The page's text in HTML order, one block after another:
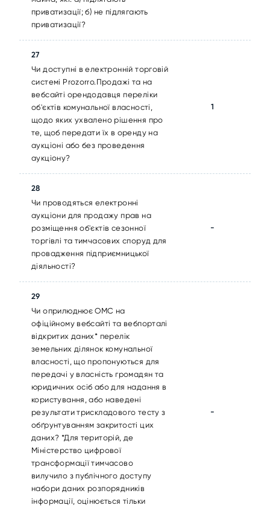
приватизації; б) не підлягають
приватизації?
27
Чи доступні в електронній торговій
системі Prozorro.Продажі та на
вебсайті орендодавця переліки
об'єктів комунальної власності,
щодо яких ухвалено рішення про
те, щоб передати їх в оренду на
аукціоні або без проведення
аукціону?
1
28
Чи проводяться електронні
аукціони для продажу прав на
розміщення об'єктів сезонної
торгівлі та тимчасових споруд для
провадження підприємницької
діяльності?
-
29
Чи оприлюднює ОМС на
офіційному вебсайті та вебпорталі
відкритих даних* перелік
земельних ділянок комунальної
власності, що пропонуються для
передачі у власність громадян та
юридичних осіб або для надання в
користування, або наведені
результати трискладового тесту з
обґрунтуванням закритості цих
даних? *Для територій, де
Міністерство цифрової
трансформації тимчасово
вилучило з публічного доступу
набори даних розпорядників
інформації, оцінюється тільки
-